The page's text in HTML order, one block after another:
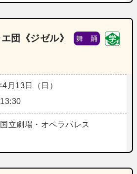
団《ジゼル》 舞 踊
月13日（日）
立劇場・オペラパレス